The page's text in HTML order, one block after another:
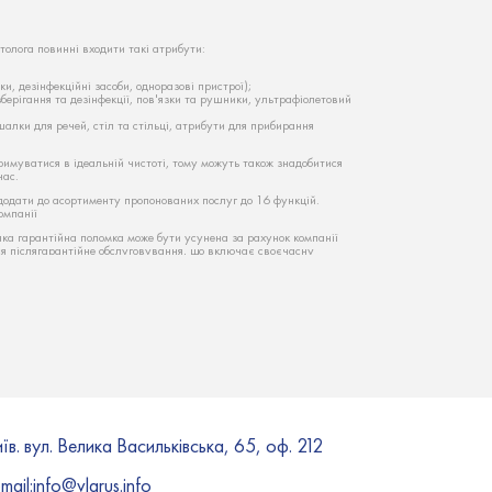
повинні входити такі атрибути:
дезінфекційні засоби, одноразові пристрої);
та дезінфекції, пов'язки та рушники, ультрафіолетовий
для речей, стіл та стільці, атрибути для прибирання
в ідеальній чистоті, тому можуть також знадобитися
до асортименту пропонованих послуг до 16 функцій.
гарантійна поломка може бути усунена за рахунок компанії
післягарантійне обслуговування, що включає своєчасну
та Південної Кореї. Для постачання на український
вул. Велика Васильківська, 65, оф. 212
nfo@vlarus.info